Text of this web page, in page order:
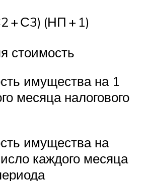
+С3) (НП + 1)
стоимость
имущества на 1
месяца налогового
имущества на
каждого месяца